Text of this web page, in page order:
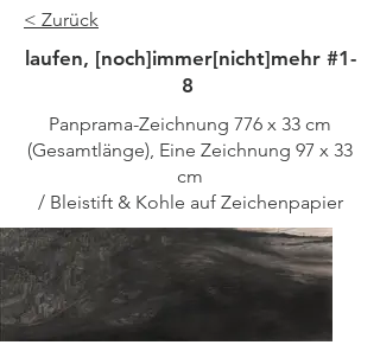
< Zurück
laufen, [noch]immer[nicht]mehr #1-
8
Panprama-Zeichnung 776 x 33 cm
(Gesamtlänge), Eine Zeichnung 97 x 33
cm
/ Bleistift & Kohle auf Zeichenpapier